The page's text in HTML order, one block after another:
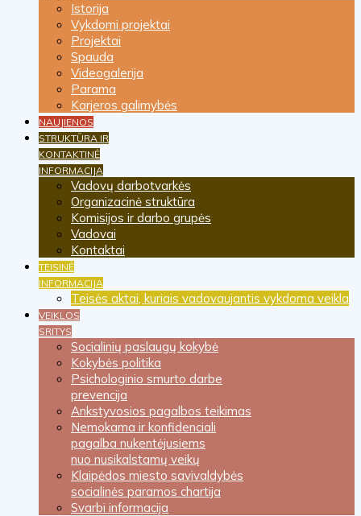
Istorija
Vykdomi projektai
Projektai
Spauda
Videogalerija
Parama
Karjeros galimybės
NAUJIENOS
STRUKTŪRA IR
KONTAKTINĖ
INFORMACIJA
Vadovų darbotvarkės
Organizacinė struktūra
Komisijos ir darbo grupės
Vadovai
Kontaktai
TEISINĖ
INFORMACIJA
Teisės aktai, kuriais vadovaujantis vykdoma veikla
VEIKLOS
SRITYS
Socialinių paslaugų kokybė
Kokybės politika
Psichologinio smurto darbe
prevencija
Ankstyvosios pagalbos teikimas
Nemokama ir konfidenciali
pagalba nukentėjusiems
nuo nusikalstamų veikų
Klaipėdos miesto savivaldybės
socialinės paramos chartija
Svarbi informacija